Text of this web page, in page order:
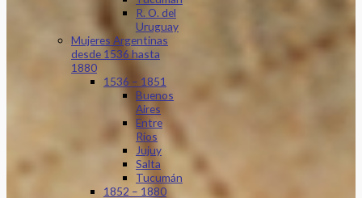
R. O. del
Uruguay
Mujeres Argentinas
desde 1536 hasta
1880
1536 – 1851
Buenos
Aires
Entre
Ríos
Jujuy
Salta
Tucumán
1852 – 1880